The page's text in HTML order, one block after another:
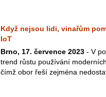
Když nejsou lidi, vinařům
IoT
Brno, 17. července 2023 - V
trend růstu používání
čímž obor řeší zejména